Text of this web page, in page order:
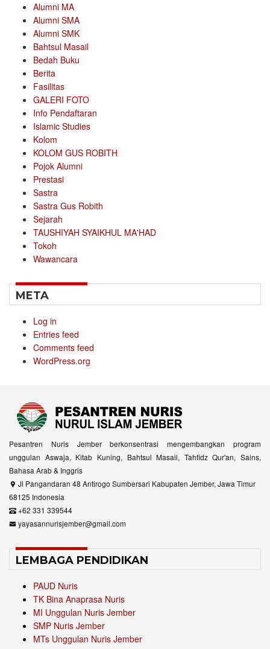
Alumni MA
Alumni SMA
Alumni SMK
Bahtsul Masail
Bedah Buku
Berita
Fasilitas
GALERI FOTO
Info Pendaftaran
Islamic Studies
Kolom
KOLOM GUS ROBITH
Pojok Alumni
Prestasi
Sastra
Sastra Gus Robith
Sejarah
TAUSHIYAH SYAIKHUL MA'HAD
Tokoh
Wawancara
META
Log in
Entries feed
Comments feed
WordPress.org
Pesantren Nuris Jember berkonsentrasi mengembangkan program
unggulan Aswaja, Kitab Kuning, Bahtsul Masail, Tahfidz Qur'an, Sains,
Bahasa Arab & Inggris
Jl Pangandaran 48 Antirogo Sumbersari Kabupaten Jember, Jawa Timur
68125 Indonesia
+62 331 339544
yayasannurisjember@gmail.com
LEMBAGA PENDIDIKAN
PAUD Nuris
TK Bina Anaprasa Nuris
MI Unggulan Nuris Jember
SMP Nuris Jember
MTs Unggulan Nuris Jember